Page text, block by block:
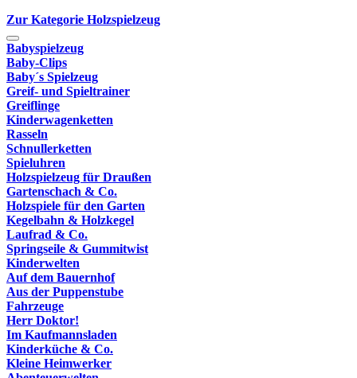
Zur Kategorie Holzspielzeug
Babyspielzeug
Baby-Clips
Baby´s Spielzeug
Greif- und Spieltrainer
Greiflinge
Kinderwagenketten
Rasseln
Schnullerketten
Spieluhren
Holzspielzeug für Draußen
Gartenschach & Co.
Holzspiele für den Garten
Kegelbahn & Holzkegel
Laufrad & Co.
Springseile & Gummitwist
Kinderwelten
Auf dem Bauernhof
Aus der Puppenstube
Fahrzeuge
Herr Doktor!
Im Kaufmannsladen
Kinderküche & Co.
Kleine Heimwerker